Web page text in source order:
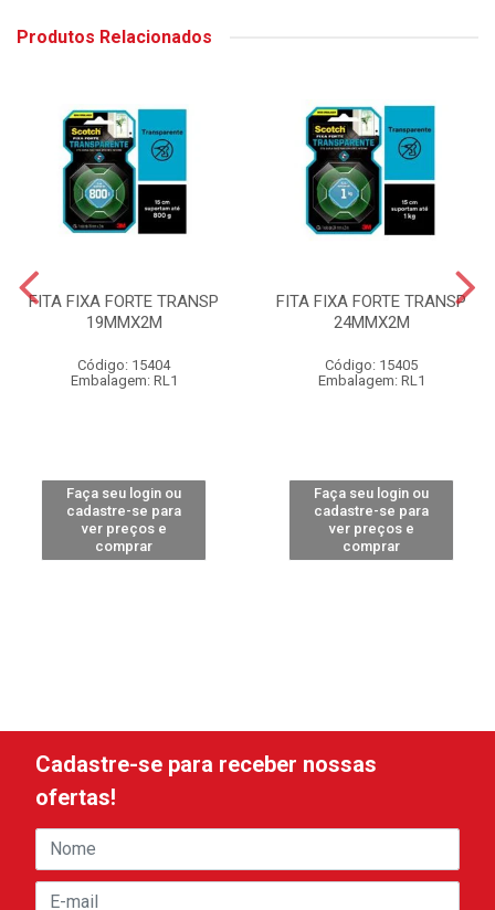
Produtos Relacionados
FITA FIXA FORTE TRANSP
19MMX2M
Código: 15404
Embalagem: RL1
Faça seu login ou
cadastre-se para
ver preços e
comprar
FITA FIXA FORTE TRANSP
24MMX2M
Código: 15405
Embalagem: RL1
Faça seu login ou
cadastre-se para
ver preços e
comprar
Cadastre-se para receber nossas
ofertas!